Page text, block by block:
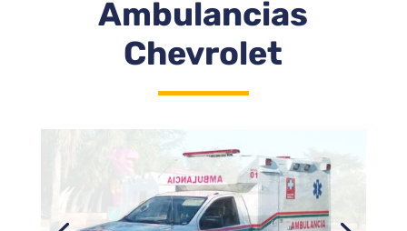
Ambulancias
Chevrolet